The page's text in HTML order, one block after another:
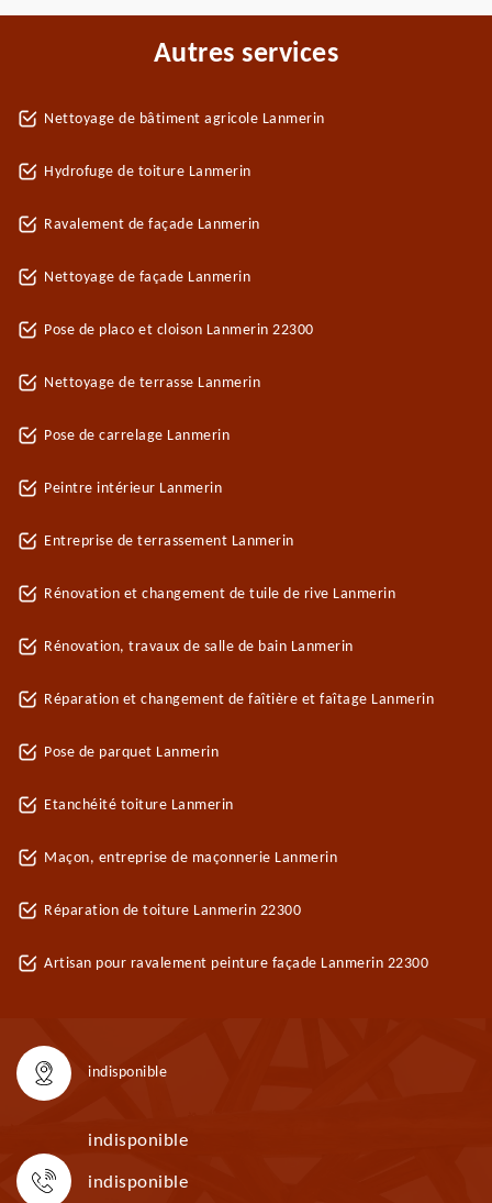
Autres services
Nettoyage de bâtiment agricole Lanmerin
Hydrofuge de toiture Lanmerin
Ravalement de façade Lanmerin
Nettoyage de façade Lanmerin
Pose de placo et cloison Lanmerin 22300
Nettoyage de terrasse Lanmerin
Pose de carrelage Lanmerin
Peintre intérieur Lanmerin
Entreprise de terrassement Lanmerin
Rénovation et changement de tuile de rive Lanmerin
Rénovation, travaux de salle de bain Lanmerin
Réparation et changement de faîtière et faîtage Lanmerin
Pose de parquet Lanmerin
Etanchéité toiture Lanmerin
Maçon, entreprise de maçonnerie Lanmerin
Réparation de toiture Lanmerin 22300
Artisan pour ravalement peinture façade Lanmerin 22300
indisponible
indisponible
indisponible